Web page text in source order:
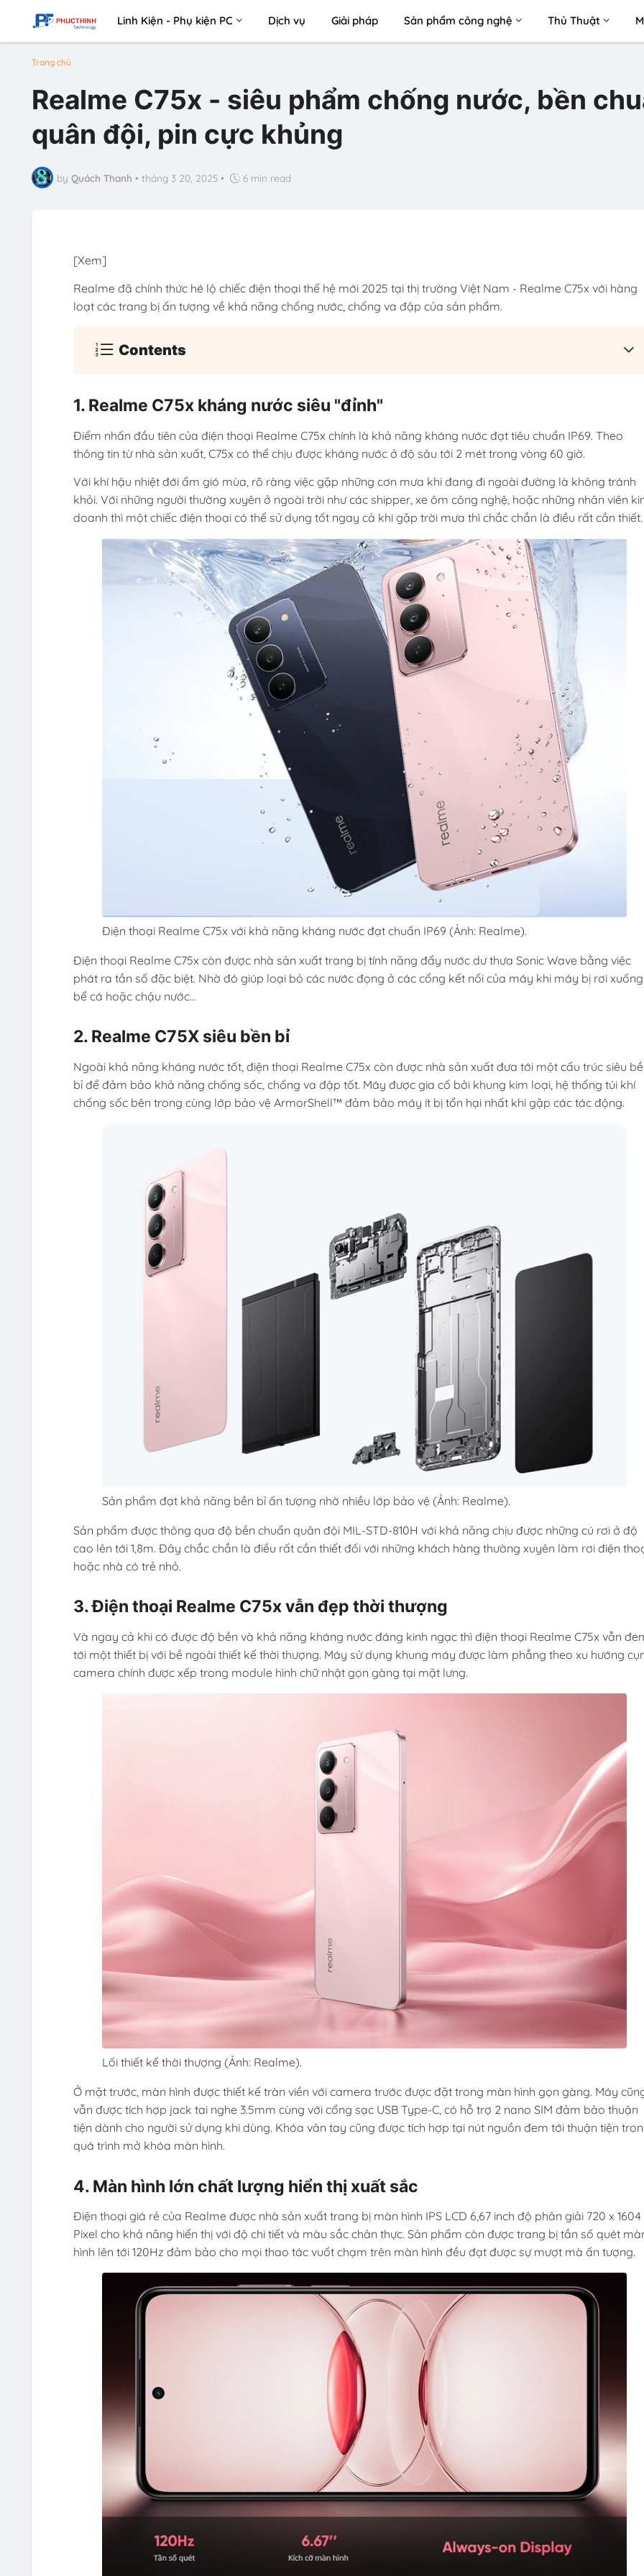
Linh Kiện - Phụ kiện PC Dịch vụ Giải pháp Sản phẩm công nghệ Thủ Thuật
Trang chủ
Realme C75x - siêu phẩm chống nước, bền
quân đội, pin cực khủng
by Quách Thanh • tháng 3 20, 2025 • 6 min read
[Xem]
Realme đã chính thức hé lộ chiếc điện thoại thế hệ mới 2025 tại thị trường Việt Nam - Realme C75x với hàng
loạt các trang bị ấn tượng về khả năng chống nước, chống va đập của sản phẩm.
Contents
1. Realme C75x kháng nước siêu "đỉnh"
Điểm nhấn đầu tiên của điện thoại Realme C75x chính là khả năng kháng nước đạt tiêu chuẩn IP69. Theo
thông tin từ nhà sản xuất, C75x có thể chịu được kháng nước ở độ sâu tới 2 mét trong vòng 60 giờ.
Với khí hậu nhiệt đới ẩm gió mùa, rõ ràng việc gặp những cơn mưa khi đang đi ngoài đường là không tránh
khỏi. Với những người thường xuyên ở ngoài trời như các shipper, xe ôm công nghệ, hoặc những nhân viên
doanh thì một chiếc điện thoại có thể sử dụng tốt ngay cả khi gặp trời mưa thì chắc chắn là điều rất cần thiết.
Điện thoại Realme C75x với khả năng kháng nước đạt chuẩn IP69 (Ảnh: Realme).
Điện thoại Realme C75x còn được nhà sản xuất trang bị tính năng đẩy nước dư thưa Sonic Wave bằng việc
phát ra tần số đặc biệt. Nhờ đó giúp loại bỏ các nước đọng ở các cổng kết nối của máy khi máy bị rơi xuống
bể cá hoặc chậu nước…
2. Realme C75X siêu bền bỉ
Ngoài khả năng kháng nước tốt, điện thoại Realme C75x còn được nhà sản xuất đưa tới một cấu trúc siêu
bỉ để đảm bảo khả năng chống sốc, chống va đập tốt. Máy được gia cố bởi khung kim loại, hệ thống túi khí
chống sốc bên trong cùng lớp bảo vệ ArmorShell™ đảm bảo máy ít bị tổn hại nhất khi gặp các tác động.
Sản phẩm đạt khả năng bền bỉ ấn tượng nhờ nhiều lớp bảo vệ (Ảnh: Realme).
Sản phẩm được thông qua độ bền chuẩn quân đội MIL-STD-810H với khả năng chịu được những cú rơi ở độ
cao lên tới 1,8m. Đây chắc chắn là điều rất cần thiết đối với những khách hàng thường xuyên làm rơi điện
hoặc nhà có trẻ nhỏ.
3. Điện thoại Realme C75x vẫn đẹp thời thượng
Và ngay cả khi có được độ bền và khả năng kháng nước đáng kinh ngạc thì điện thoại Realme C75x vẫn
tới một thiết bị với bề ngoài thiết kế thời thượng. Máy sử dụng khung máy được làm phẳng theo xu hướng
camera chính được xếp trong module hình chữ nhật gọn gàng tại mặt lưng.
Lối thiết kế thời thượng (Ảnh: Realme).
Ở mặt trước, màn hình được thiết kế tràn viền với camera trước được đặt trong màn hình gọn gàng. Máy
vẫn được tích hợp jack tai nghe 3.5mm cùng với cổng sạc USB Type-C, có hỗ trợ 2 nano SIM đảm bảo thuận
tiện dành cho người sử dụng khi dùng. Khóa vân tay cũng được tích hợp tại nút nguồn đem tới thuận tiện
quá trình mở khóa màn hình.
4. Màn hình lớn chất lượng hiển thị xuất sắc
Điện thoại giá rẻ của Realme được nhà sản xuất trang bị màn hình IPS LCD 6,67 inch độ phân giải 720 x 1604
Pixel cho khả năng hiển thị với độ chi tiết và màu sắc chân thực. Sản phẩm còn được trang bị tần số quét
hình lên tới 120Hz đảm bảo cho mọi thao tác vuốt chạm trên màn hình đều đạt được sự mượt mà ấn tượng.